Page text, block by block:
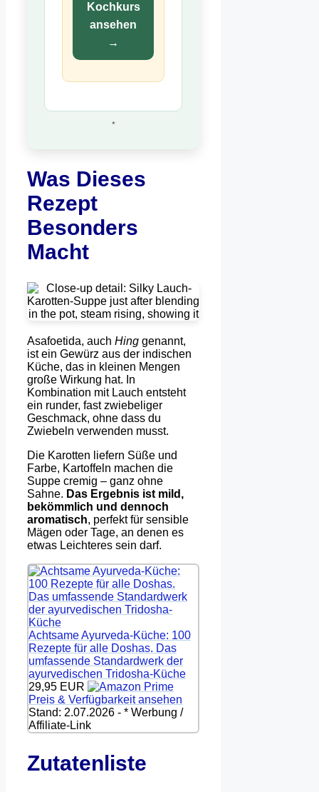
Kochkurs
ansehen
→
*
Was Dieses
Rezept
Besonders
Macht
Asafoetida, auch Hing genannt,
ist ein Gewürz aus der indischen
Küche, das in kleinen Mengen
große Wirkung hat. In
Kombination mit Lauch entsteht
ein runder, fast zwiebeliger
Geschmack, ohne dass du
Zwiebeln verwenden musst.
Die Karotten liefern Süße und
Farbe, Kartoffeln machen die
Suppe cremig – ganz ohne
Sahne. Das Ergebnis ist mild,
bekömmlich und dennoch
aromatisch, perfekt für sensible
Mägen oder Tage, an denen es
etwas Leichteres sein darf.
Achtsame Ayurveda-Küche: 100
Rezepte für alle Doshas. Das
umfassende Standardwerk der
ayurvedischen Tridosha-Küche
29,95 EUR
Preis & Verfügbarkeit ansehen
Stand: 2.07.2026 - * Werbung /
Affiliate-Link
Zutatenliste